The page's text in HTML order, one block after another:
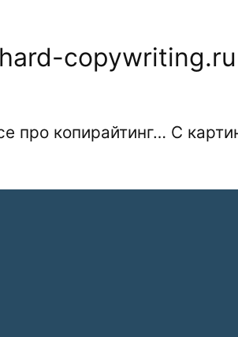
copywriting.ru
про копирайтинг… С